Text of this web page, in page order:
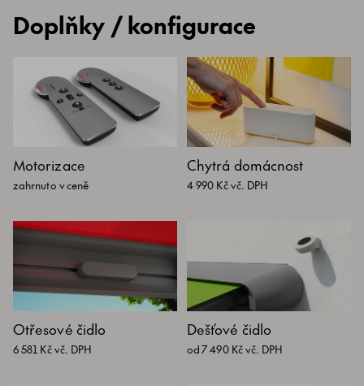
Doplňky / konfigurace
Motorizace
zahrnuto v ceně
Chytrá domácnost
4 990 Kč vč. DPH
Otřesové čidlo
6 581 Kč vč. DPH
Dešťové čidlo
od 7 490 Kč vč. DPH